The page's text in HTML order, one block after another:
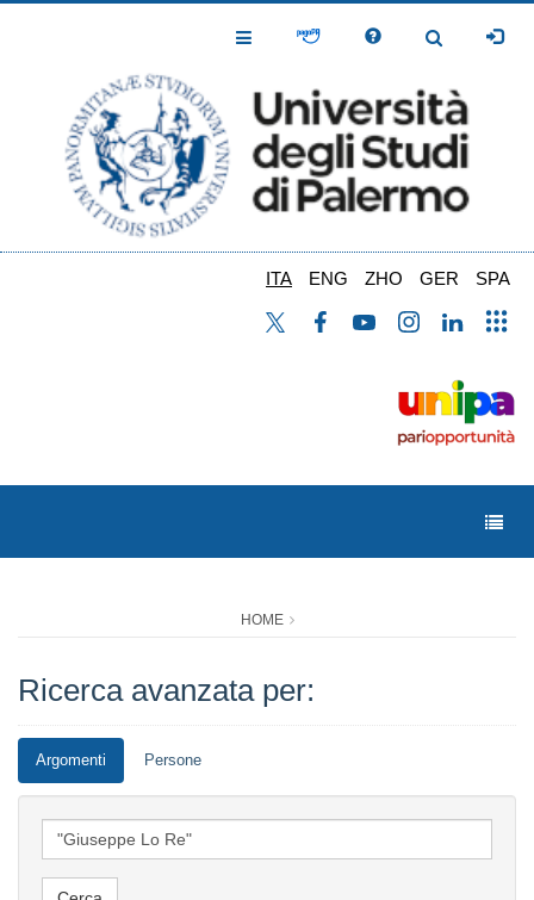
Toggle
Toggle
ITA ENG ZHO GER SPA
HOME
Ricerca avanzata per:
Argomenti Persone